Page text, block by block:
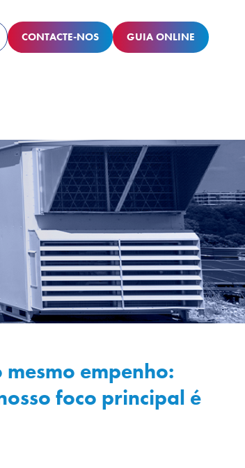
CONTACTE-NOS GUIA ONLINE
empenho:
foco principal é